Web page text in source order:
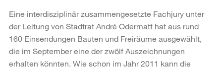
Eine interdisziplinär zusammengesetzte Fachjury unter
der Leitung von Stadtrat André Odermatt hat aus rund
160 Einsendungen Bauten und Freiräume ausgewählt,
die im September eine der zwölf Auszeichnungen
erhalten könnten. Wie schon im Jahr 2011 kann die